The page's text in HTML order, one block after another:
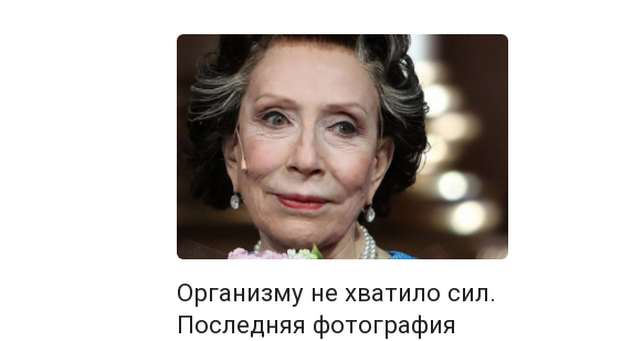
Организму не хватило сил.
Последняя фотография